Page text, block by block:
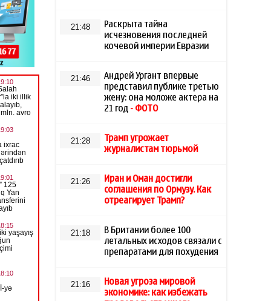
21:48
Раскрыта тайна
исчезновения последней
кочевой империи Евразии
21:46
Андрей Ургант впервые
представил публике третью
жену: она моложе актера на
21 год - ФОТО
21:28
Трамп угрожает
журналистам тюрьмой
21:26
Иран и Оман достигли
соглашения по Ормузу. Как
отреагирует Трамп?
21:18
В Британии более 100
летальных исходов связали с
препаратами для похудения
21:16
Новая угроза мировой
экономике: как избежать